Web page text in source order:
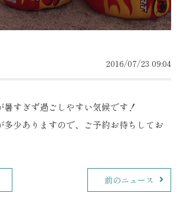
2016/07/23 09:04
すぎず過ごしやすい気候です！
多少ありますので、ご予約お待ちしてお
前のニュース